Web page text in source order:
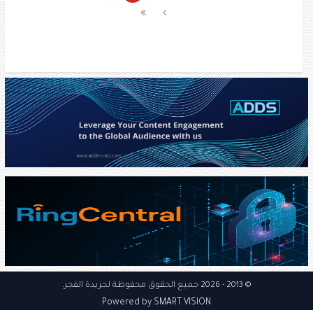
© 2013 - 2026 جميع الحقوق محفوظة لجريدة الفجر.
Powered by SMART VISION